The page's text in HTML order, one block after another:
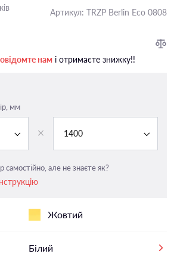
Артикул: TRZP Berlin Eco 0808
нам і отримаєте знижку!!
мм
1400
самостійно, але не знаєте як?
Жовтий
Білий